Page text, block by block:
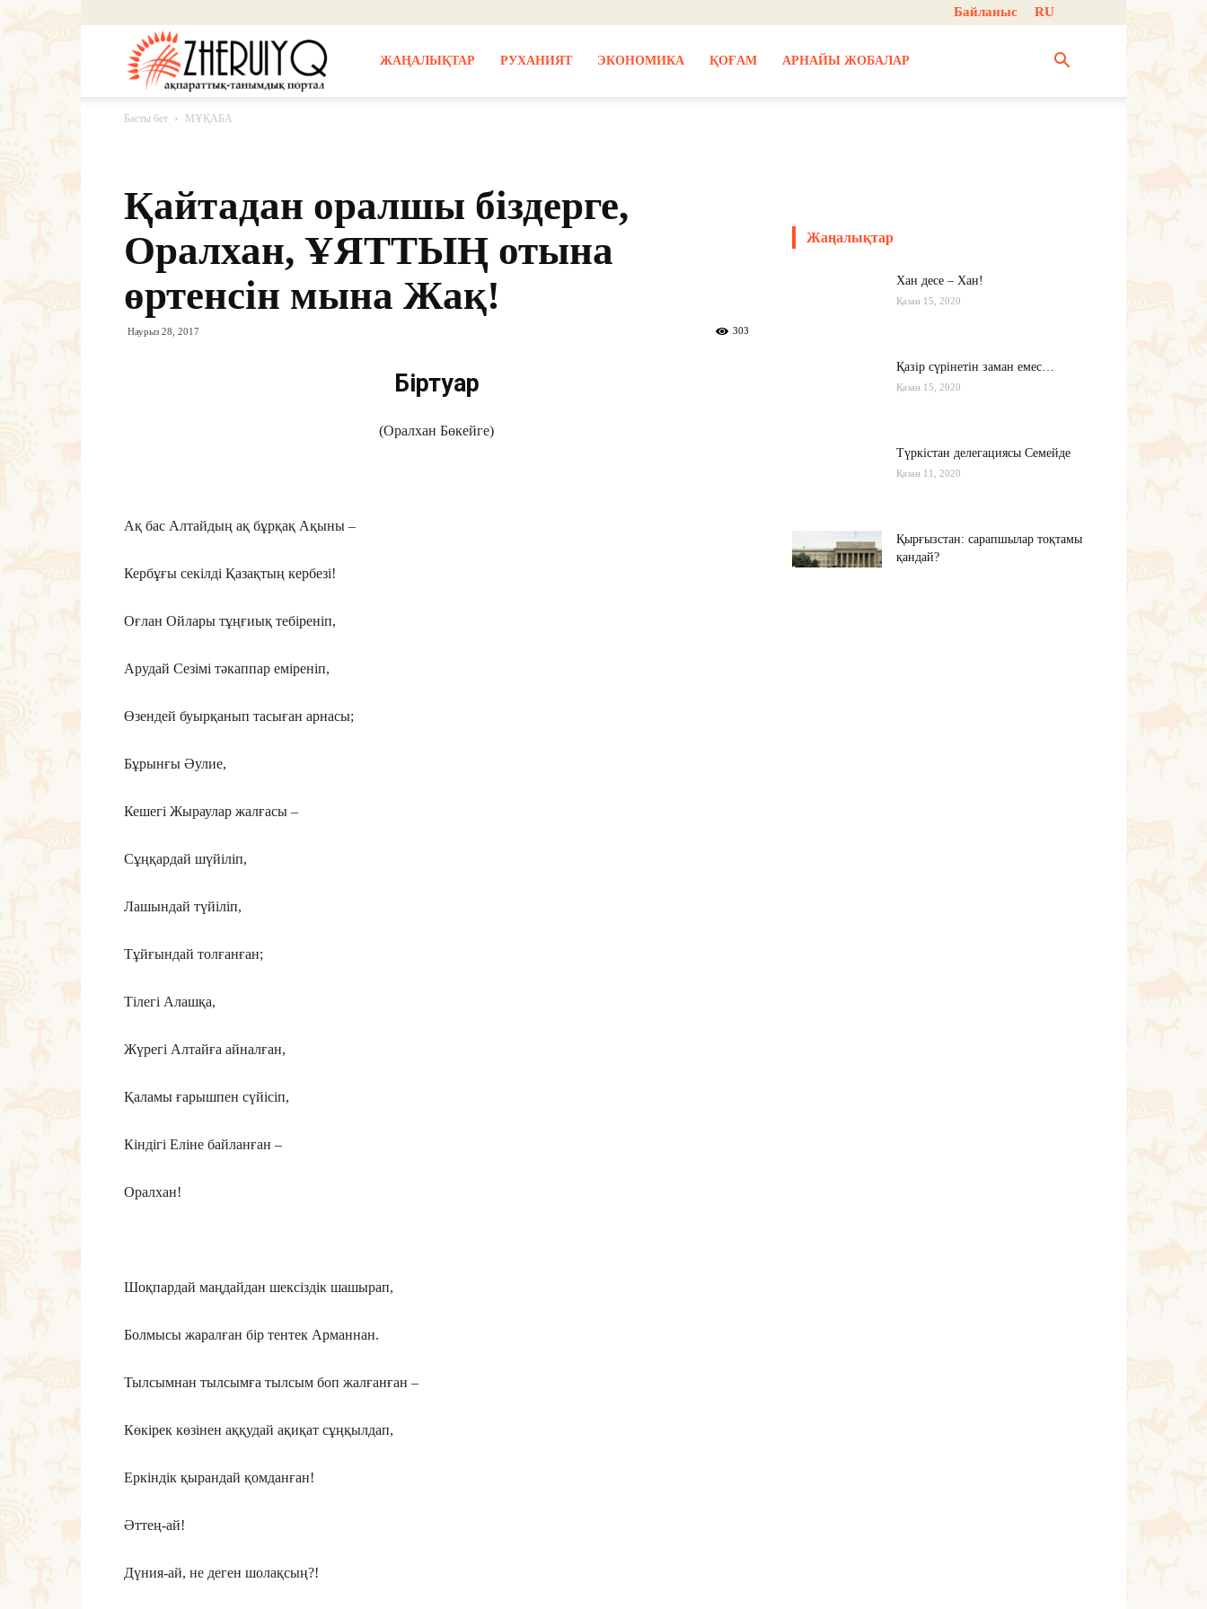
Байланыс RU
ЖАҢАЛЫҚТАР РУХАНИЯТ ЭКОНОМИКА ҚОҒАМ АРНАЙЫ ЖОБАЛАР
Басты бет МҰҚАБА
Қайтадан оралшы біздерге,
Оралхан, ҰЯТТЫҢ отына
өртенсін мына Жақ!
Наурыз 28, 2017 303
Біртуар
(Оралхан Бөкейге)
Ақ бас Алтайдың ақ бұрқақ Ақыны –
Кербұғы секілді Қазақтың кербезі!
Оғлан Ойлары тұңғиық тебіреніп,
Арудай Сезімі тәкаппар еміреніп,
Өзендей буырқанып тасыған арнасы;
Бұрынғы Әулие,
Кешегі Жыраулар жалғасы –
Сұңқардай шүйіліп,
Лашындай түйіліп,
Тұйғындай толғанған;
Тілегі Алашқа,
Жүрегі Алтайға айналған,
Қаламы ғарышпен сүйісіп,
Кіндігі Еліне байланған –
Оралхан!
Шоқпардай маңдайдан шексіздік шашырап,
Болмысы жаралған бір тентек Арманнан.
Тылсымнан тылсымға тылсым боп жалғанған –
Көкірек көзінен аққудай ақиқат сұңқылдап,
Еркіндік қырандай қомданған!
Әттең-ай!
Дүния-ай, не деген шолақсың?!
Жаңалықтар
Хан десе – Хан!
Қазан 15, 2020
Қазір сүрінетін заман емес…
Қазан 15, 2020
Түркістан делегациясы Семейде
Қазан 11, 2020
Қырғызстан: сарапшылар тоқтамы
қандай?